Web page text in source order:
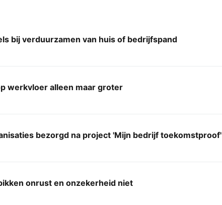
bij verduurzamen van huis of bedrijfspand
werkvloer alleen maar groter
bezorgd na project 'Mijn bedrijf toekomstproof'
onrust en onzekerheid niet